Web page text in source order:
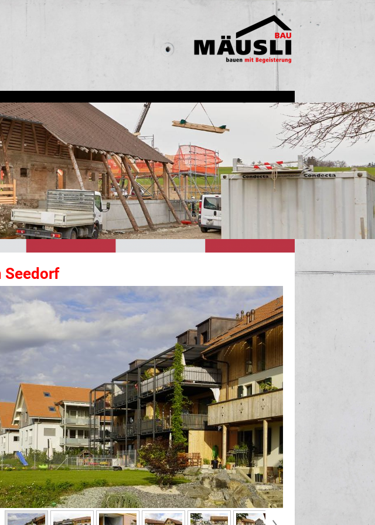
Seedorf